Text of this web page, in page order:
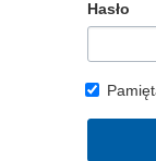
Hasło